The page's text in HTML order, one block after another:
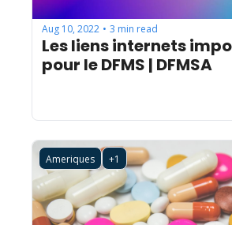
Aug 10, 2022 • 3 min read
Les liens internets
pour le DFMS | DFMSA
Ameriques +1